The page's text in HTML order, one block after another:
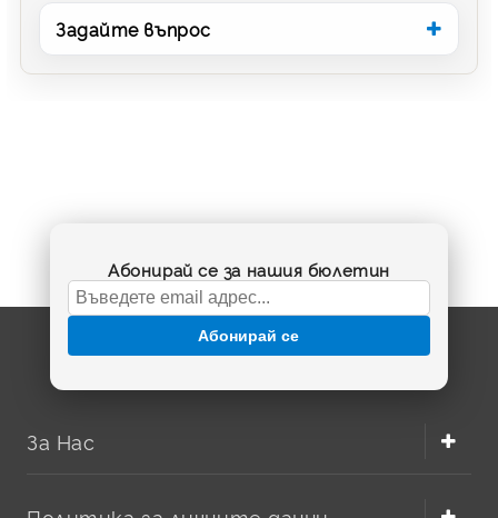
Задайте въпрос
Абонирай се за нашия бюлетин
Абонирай се
За Нас